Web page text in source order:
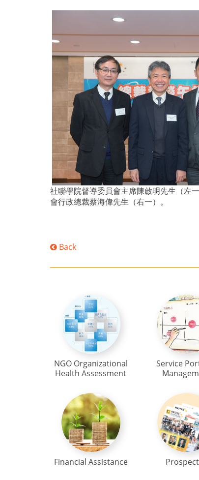
社聯學院督導委員會主席陳啟明先生（左
會行政總裁蔡海偉先生（右一）。
Back
NGO Organizational
Health Assessment
Service
Financial Assistance